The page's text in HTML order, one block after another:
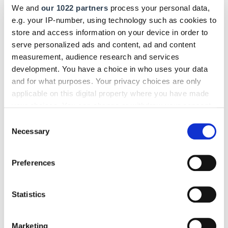
We and our 1022 partners process your personal data,
e.g. your IP-number, using technology such as cookies to
store and access information on your device in order to
serve personalized ads and content, ad and content
measurement, audience research and services
development. You have a choice in who uses your data
and for what purposes. Your privacy choices are only
applicable on this digital property where you have made
the Privacy trigger icon.
Collect information about your geographical location
Identify your device by actively scanning it for
Find out more about how your personal data is processed
Selection
Necessary
Preferences
Statistics
Marketing
WLAN:
Unterstützt das Tablet aktuelle WLAN-­Standards (z. B. Wi-Fi
6 oder 7)?
Mobilfunk:
Ist ein 5G-Mobilfunkmodul integriert oder nachrüstbar, falls
es unterwegs kein WLAN gibt?
GPS:
bestimmungen/Navigation benötigt?
Ist die Kamera für Baustellenfotos und ­Dokumentationen
geeignet (Auflösung, digitaler/optischer Zoom, Makro-
Hält der Akku einen ganzen Arbeitstag durch? Lässt sich